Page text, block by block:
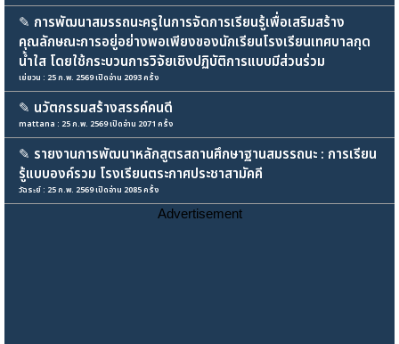
✎ การพัฒนาสมรรถนะครูในการจัดการเรียนรู้เพื่อเสริมสร้าง
คุณลักษณะการอยู่อย่างพอเพียงของนักเรียนโรงเรียนเทศบาลกุด
น้ำใส โดยใช้กระบวนการวิจัยเชิงปฏิบัติการแบบมีส่วนร่วม
เย่ยวน : 25 ก.พ. 2569 เปิดอ่าน 2093 ครั้ง
✎ นวัตกรรมสร้างสรรค์คนดี
mattana : 25 ก.พ. 2569 เปิดอ่าน 2071 ครั้ง
✎ รายงานการพัฒนาหลักสูตรสถานศึกษาฐานสมรรถนะ : การเรียน
รู้แบบองค์รวม โรงเรียนตระกาศประชาสามัคคี
วัฉระย์ : 25 ก.พ. 2569 เปิดอ่าน 2085 ครั้ง
Advertisement